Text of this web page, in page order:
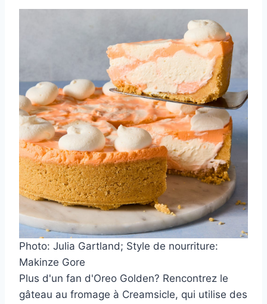
Photo: Julia Gartland; Style de nourriture:
Makinze Gore
Plus d'un fan d'Oreo Golden? Rencontrez le
gâteau au fromage à Creamsicle, qui utilise des